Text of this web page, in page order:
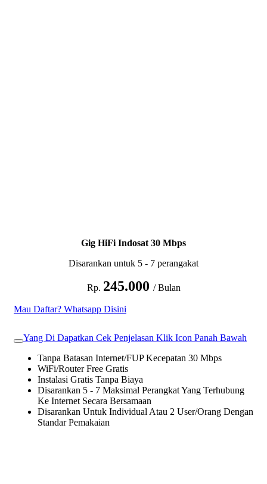
Gig HiFi Indosat 30 Mbps
Disarankan untuk 5 - 7 perangakat
Rp. 245.000 / Bulan
Mau Daftar? Whatsapp Disini
Yang Di Dapatkan Cek Penjelasan Klik Icon Panah Bawah
Tanpa Batasan Internet/FUP Kecepatan 30 Mbps
WiFi/Router Free Gratis
Instalasi Gratis Tanpa Biaya
Disarankan 5 - 7 Maksimal Perangkat Yang Terhubung
Ke Internet Secara Bersamaan
Disarankan Untuk Individual Atau 2 User/Orang Dengan
Standar Pemakaian